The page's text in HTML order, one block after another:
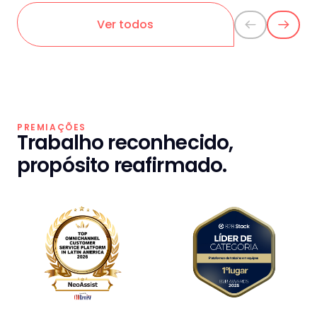
Ver todos
PREMIAÇÕES
Trabalho reconhecido,
propósito reafirmado.